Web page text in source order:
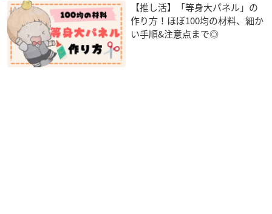
【推し活】「等身大パネル」の
作り方！ほぼ100均の材料、細か
い手順&注意点まで◎